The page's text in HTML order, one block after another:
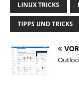
LINUX TRICKS
TIPPS UND TRICKS